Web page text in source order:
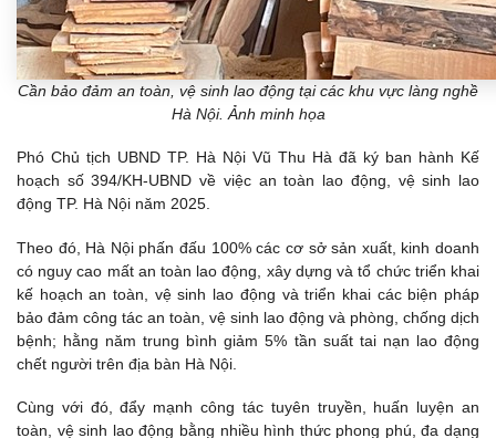
Cần bảo đảm an toàn, vệ sinh lao động tại các khu vực làng nghề
Hà Nội. Ảnh minh họa
Phó Chủ tịch UBND TP. Hà Nội Vũ Thu Hà đã ký ban hành Kế
hoạch số 394/KH-UBND về việc an toàn lao động, vệ sinh lao
động TP. Hà Nội năm 2025.
Theo đó, Hà Nội phấn đấu 100% các cơ sở sản xuất, kinh doanh
có nguy cao mất an toàn lao động, xây dựng và tổ chức triển khai
kế hoạch an toàn, vệ sinh lao động và triển khai các biện pháp
bảo đảm công tác an toàn, vệ sinh lao động và phòng, chống dịch
bệnh; hằng năm trung bình giảm 5% tần suất tai nạn lao động
chết người trên địa bàn Hà Nội.
Cùng với đó, đẩy mạnh công tác tuyên truyền, huấn luyện an
toàn, vệ sinh lao động bằng nhiều hình thức phong phú, đa dạng